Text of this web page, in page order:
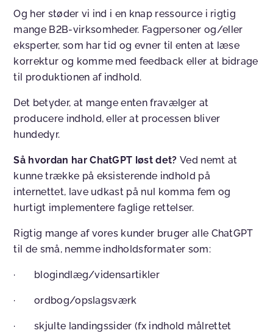
Og her støder vi ind i en knap ressource i rigtig
mange B2B-virksomheder. Fagpersoner og/eller
eksperter, som har tid og evner til enten at læse
korrektur og komme med feedback eller at bidrage
til produktionen af indhold.
Det betyder, at mange enten fravælger at
producere indhold, eller at processen bliver
hundedyr.
Så hvordan har ChatGPT løst det? Ved nemt at
kunne trække på eksisterende indhold på
internettet, lave udkast på nul komma fem og
hurtigt implementere faglige rettelser.
Rigtig mange af vores kunder bruger alle ChatGPT
til de små, nemme indholdsformater som:
· blogindlæg/vidensartikler
· ordbog/opslagsværk
· skjulte landingssider (fx indhold målrettet